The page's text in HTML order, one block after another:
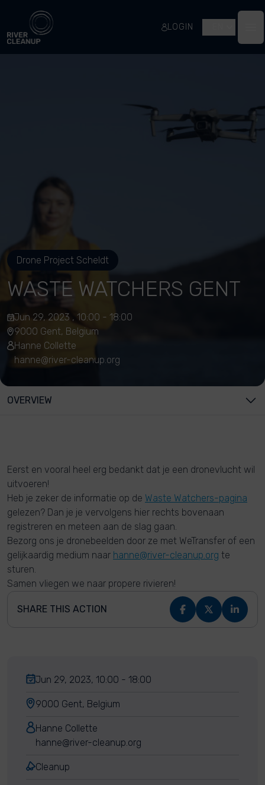
River Cleanup
LOGIN
Drone Project Scheldt
WASTE WATCHERS GENT
Jun 29, 2023 , 10:00 - 18:00
9000 Gent, Belgium
Hanne Collette
hanne@river-cleanup.org
OVERVIEW
Eerst en vooral heel erg bedankt dat je een dronevlucht wil
uitvoeren!
Heb je zeker de informatie op de Waste Watchers-pagina
gelezen? Dan je je vervolgens hier rechts bovenaan
registreren en meteen aan de slag gaan.
Bezorg ons je dronebeelden door ze met WeTransfer of een
gelijkaardig medium naar hanne@river-cleanup.org te
sturen.
Samen vliegen we naar propere rivieren!
SHARE THIS ACTION
Jun 29, 2023, 10:00 - 18:00
9000 Gent, Belgium
Hanne Collette
hanne@river-cleanup.org
Cleanup